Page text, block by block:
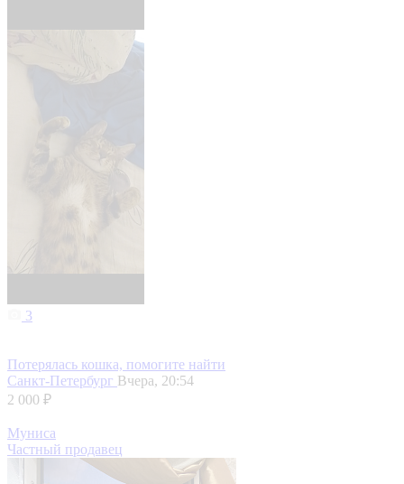
3
Потерялась кошка, помогите найти
Санкт-Петербург Вчера, 20:54
2 000 ₽
Муниса
Частный продавец